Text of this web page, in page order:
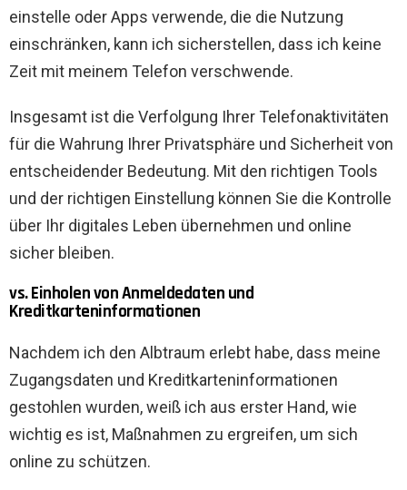
einstelle oder Apps verwende, die die Nutzung
einschränken, kann ich sicherstellen, dass ich keine
Zeit mit meinem Telefon verschwende.
Insgesamt ist die Verfolgung Ihrer Telefonaktivitäten
für die Wahrung Ihrer Privatsphäre und Sicherheit von
entscheidender Bedeutung. Mit den richtigen Tools
und der richtigen Einstellung können Sie die Kontrolle
über Ihr digitales Leben übernehmen und online
sicher bleiben.
vs. Einholen von Anmeldedaten und
Kreditkarteninformationen
Nachdem ich den Albtraum erlebt habe, dass meine
Zugangsdaten und Kreditkarteninformationen
gestohlen wurden, weiß ich aus erster Hand, wie
wichtig es ist, Maßnahmen zu ergreifen, um sich
online zu schützen.